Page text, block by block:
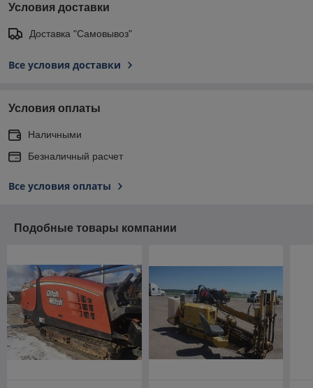
Условия доставки
Доставка "Самовывоз"
Все условия доставки
Условия оплаты
Наличными
Безналичный расчет
Все условия оплаты
Подобные товары компании